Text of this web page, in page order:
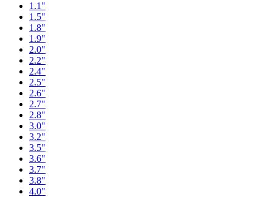
1.1"
1.5"
1.8"
1.9"
2.0"
2.2"
2.4"
2.5"
2.6"
2.7"
2.8"
3.0"
3.2"
3.5"
3.6"
3.7"
3.8"
4.0"